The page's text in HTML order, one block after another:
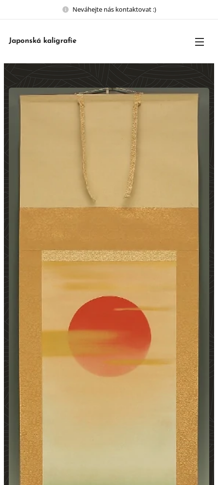
Neváhejte nás kontaktovat :)
Japonská kaligrafie